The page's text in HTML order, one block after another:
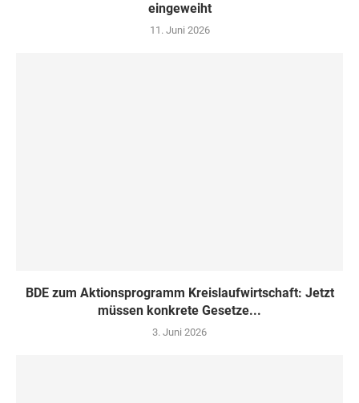
eingeweiht
11. Juni 2026
BDE zum Aktionsprogramm Kreislaufwirtschaft: Jetzt
müssen konkrete Gesetze...
3. Juni 2026